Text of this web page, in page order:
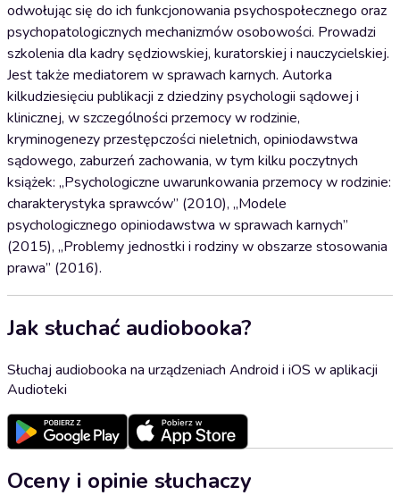
odwołując się do ich funkcjonowania psychospołecznego oraz
psychopatologicznych mechanizmów osobowości. Prowadzi
szkolenia dla kadry sędziowskiej, kuratorskiej i nauczycielskiej.
Jest także mediatorem w sprawach karnych. Autorka
kilkudziesięciu publikacji z dziedziny psychologii sądowej i
klinicznej, w szczególności przemocy w rodzinie,
kryminogenezy przestępczości nieletnich, opiniodawstwa
sądowego, zaburzeń zachowania, w tym kilku poczytnych
książek: „Psychologiczne uwarunkowania przemocy w rodzinie:
charakterystyka sprawców” (2010), „Modele
psychologicznego opiniodawstwa w sprawach karnych”
(2015), „Problemy jednostki i rodziny w obszarze stosowania
prawa” (2016).
Jak słuchać audiobooka?
Słuchaj audiobooka na urządzeniach Android i iOS w aplikacji
Audioteki
Oceny i opinie słuchaczy